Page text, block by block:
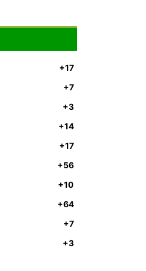
1
2
1
2
0
3
0
4
0
0
0
+17
+7
+3
+14
+17
+56
+10
+64
+7
+3